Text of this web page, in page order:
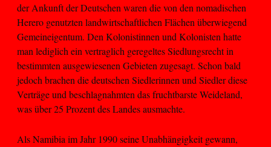
der Ankunft der Deutschen waren die von den nomadischen
Herero genutzten landwirtschaftlichen Flächen überwiegend
Gemeineigentum. Den Kolonistinnen und Kolonisten hatte
man lediglich ein vertraglich geregeltes Siedlungsrecht in
bestimmten ausgewiesenen Gebieten zugesagt. Schon bald
jedoch brachen die deutschen Siedlerinnen und Siedler diese
Verträge und beschlagnahmten das fruchtbarste Weideland,
was über 25 Prozent des Landes ausmachte.
Als Namibia im Jahr 1990 seine Unabhängigkeit gewann,